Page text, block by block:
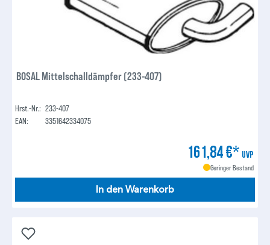
BOSAL Mittelschalldämpfer (233-407)
Hrst.-Nr.: 233-407
EAN:
3351642334075
161,84 €* UVP
Geringer Bestand
In den Warenkorb